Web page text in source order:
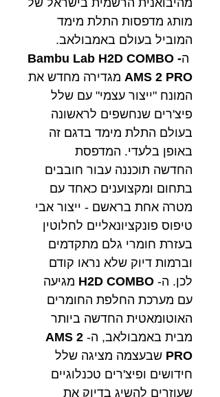
מותג מדפסות התלת מימד
המוביל בעולם באמבולאב.
ה - Bambu Lab H2D COMBO
AMS 2 PRO מגדירה מחדש את
המונח "ייצור עצמי" עם שלל
פיצ'רים שנחשפים לראשונה
בעולם התלת מימד בדגם זה
באופן בלעדי. המדפסת
החדשה תוכננה עבור חובבים
בתחום ומקצוענים כאחד עם
מטרה אחת בראשם - ייצור אבי
טיפוס פונקציונאליים לחלוטין
בעזרת חומרי גלם מתקדמים
וברמות דיוק שלא נראו קודם
לכן. ה- H2D COMBO מגיעה
עם מערכת החלפת החומרים
האוטומאטית החדשה ביותר
מבית באמבולאב, ה- AMS 2
PRO שבעצמה מציגה שלל
חידושים ופיצ'רים טכנלוגיים
שעוזרים להשיג בדיוק את